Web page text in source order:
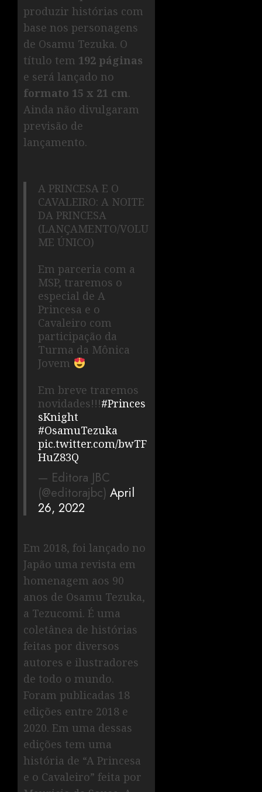
produzir histórias com
base nos personagens
de Osamu Tezuka. O
título tem 192 páginas
e será lançado no
formato 15 x 21 cm.
Ainda não divulgaram
previsão de
lançamento.
A PRINCESA E O
CAVALEIRO: A NOITE
DA PRINCESA
(LANÇAMENTO/VOLU
ME ÚNICO)
Em parceria com a
MSP, traremos o
especial de A
Princesa e o
Cavaleiro com
participação da
Turma da Mônica
Jovem
Em breve traremos
novidades!!!#Princes
sKnight
#OsamuTezuka
pic.twitter.com/bwTF
HuZ83Q
— Editora JBC
(@editorajbc)April
26, 2022
Em 2018, foi lançado no
Japão uma revista em
homenagem aos 90
anos de Osamu Tezuka,
a Tezucomi. É uma
coletânea de histórias
feitas por diversos
autores e ilustradores
de todo o mundo.
Foram publicadas 18
edições entre 2018 e
2020. Em uma dessas
edições tem uma
história de “A Princesa
e o Cavaleiro” feita por